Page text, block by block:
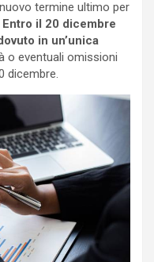
termine ultimo per
Entro il 20 dicembre
in un’unica
o eventuali omissioni
dicembre.